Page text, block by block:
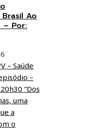
Ao
– Por: